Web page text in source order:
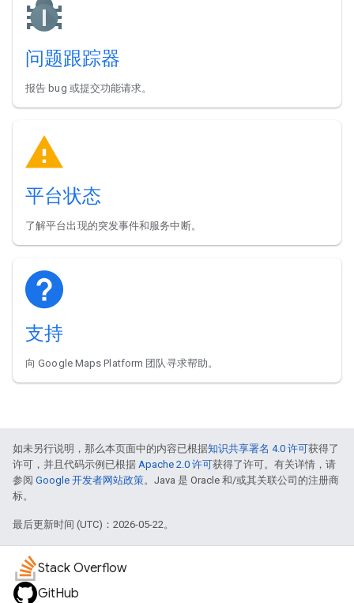
问题跟踪器
报告 bug 或提交功能请求。
平台状态
了解平台出现的突发事件和服务中断。
支持
向 Google Maps Platform 团队寻求帮助。
如未另行说明，那么本页面中的内容已根据知识共享署名 4.0 许可获得了
许可，并且代码示例已根据 Apache 2.0 许可获得了许可。有关详情，请
参阅 Google 开发者网站政策。Java 是 Oracle 和/或其关联公司的注册商
标。
最后更新时间 (UTC)：2026-05-22。
Stack Overflow
GitHub